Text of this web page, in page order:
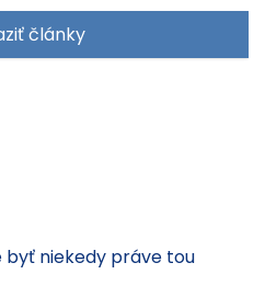
články
byť niekedy práve tou